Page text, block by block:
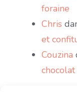
foraine
Chris
et
Couzina